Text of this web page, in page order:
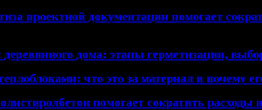
проектной документации помогает
дома: этапы герметизации,
что это за материал и почему
помогает сократить расходы